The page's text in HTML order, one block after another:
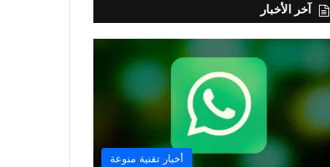
آخر الأخبار
أخبار تقنية منوعة